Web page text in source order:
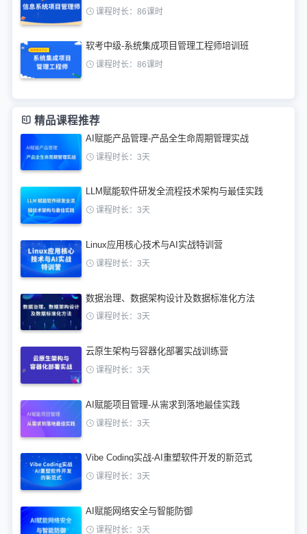
课程时长：86课时
软考中级-系统集成项目管理工程师培训班
课程时长：86课时
精品课程推荐
AI赋能产品管理-产品全生命周期管理实战
课程时长：3天
LLM赋能软件研发全流程技术架构与最佳实践
课程时长：3天
Linux应用核心技术与AI实战特训营
课程时长：3天
数据治理、数据架构设计及数据标准化方法
课程时长：3天
云原生架构与容器化部署实战训练营
课程时长：3天
AI赋能项目管理-从需求到落地最佳实践
课程时长：3天
Vibe Coding实战-AI重塑软件开发的新范式
课程时长：3天
AI赋能网络安全与智能防御
课程时长：3天